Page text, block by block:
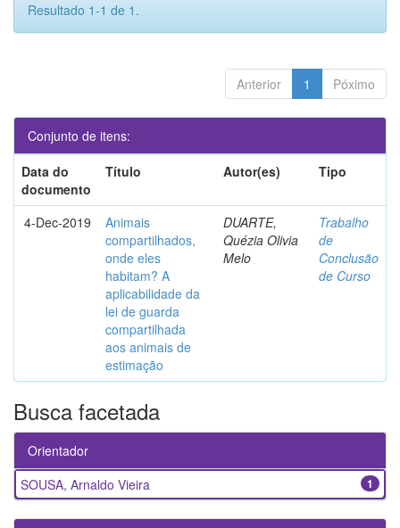
Resultado 1-1 de 1.
Anterior 1 Póximo
Conjunto de itens:
Data do
documento
Título Autor(es) Tipo
4-Dec-2019
Animais
compartilhados,
onde eles
habitam? A
aplicabilidade da
lei de guarda
compartilhada
aos animais de
estimação
DUARTE,
Quézia Olivia
Melo
Trabalho
de
Conclusão
de Curso
Busca facetada
Orientador
1
SOUSA, Arnaldo Vieira